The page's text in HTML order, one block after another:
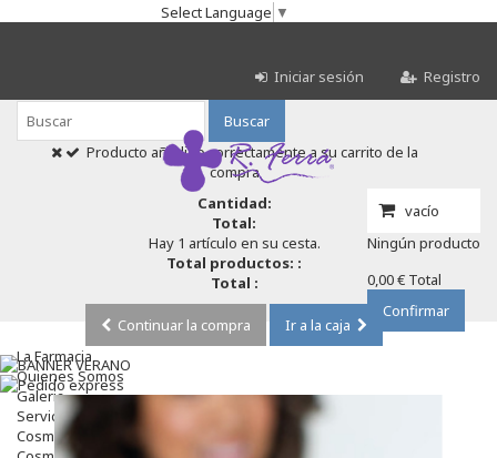
Select Language ▼
Iniciar sesión Registro
Buscar
vacío
Ningún producto
0,00 € Total
Confirmar
Producto añadido correctamente a su carrito de la
compra
Cantidad:
Total:
Hay 1 artículo en su cesta.
Total productos: :
Total :
Continuar la compra
Ir a la caja
La Farmacia
Quienes Somos
Galeria
Servicios
Cosmética